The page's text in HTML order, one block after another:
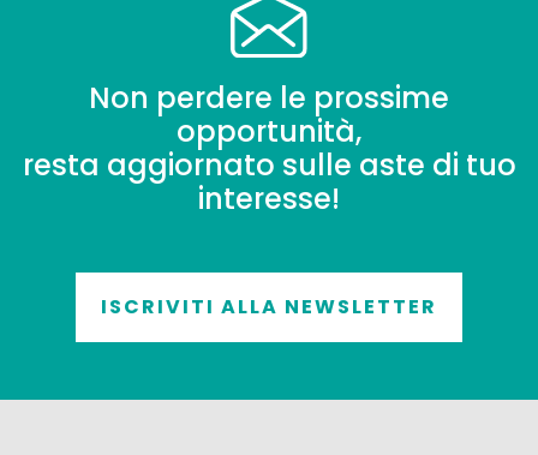
Non perdere le prossime
opportunità,
resta aggiornato sulle aste di tuo
interesse!
ISCRIVITI ALLA NEWSLETTER